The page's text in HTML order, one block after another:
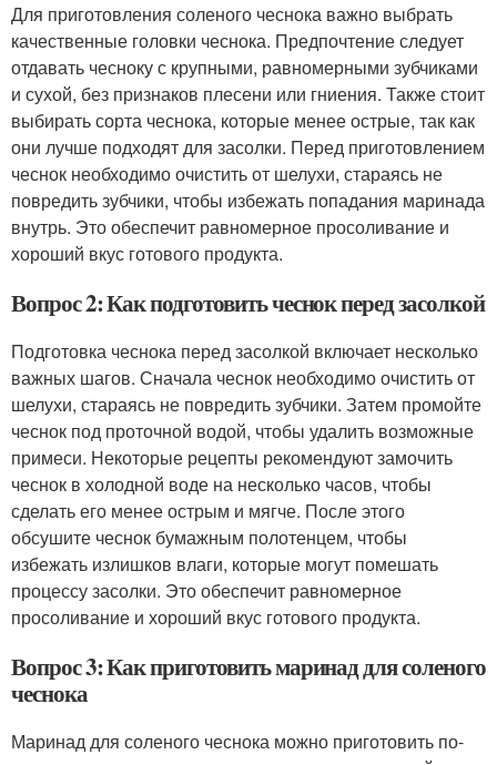
Для приготовления соленого чеснока важно выбрать
качественные головки чеснока. Предпочтение следует
отдавать чесноку с крупными, равномерными зубчиками
и сухой, без признаков плесени или гниения. Также стоит
выбирать сорта чеснока, которые менее острые, так как
они лучше подходят для засолки. Перед приготовлением
чеснок необходимо очистить от шелухи, стараясь не
повредить зубчики, чтобы избежать попадания маринада
внутрь. Это обеспечит равномерное просоливание и
хороший вкус готового продукта.
Вопрос 2: Как подготовить чеснок перед засолкой
Подготовка чеснока перед засолкой включает несколько
важных шагов. Сначала чеснок необходимо очистить от
шелухи, стараясь не повредить зубчики. Затем промойте
чеснок под проточной водой, чтобы удалить возможные
примеси. Некоторые рецепты рекомендуют замочить
чеснок в холодной воде на несколько часов, чтобы
сделать его менее острым и мягче. После этого
обсушите чеснок бумажным полотенцем, чтобы
избежать излишков влаги, которые могут помешать
процессу засолки. Это обеспечит равномерное
просоливание и хороший вкус готового продукта.
Вопрос 3: Как приготовить маринад для соленого
чеснока
Маринад для соленого чеснока можно приготовить по-